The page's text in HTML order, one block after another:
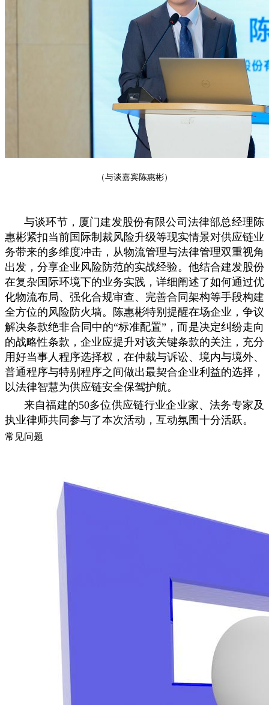
（与谈嘉宾陈惠彬）
与谈环节，厦门建发股份有限公司法律部总经理陈
惠彬紧扣当前国际制裁风险升级等现实情景对供应链业
务带来的多维度冲击，从物流管理与法律管理双重视角
出发，分享企业风险防范的实战经验。他结合建发股份
在复杂国际环境下的业务实践，详细阐述了如何通过优
化物流布局、强化合规审查、完善合同架构等手段构建
全方位的风险防火墙。陈惠彬特别提醒在场企业，争议
解决条款绝非合同中的“标准配置”，而是决定纠纷走向
的战略性条款，企业应提升对该关键条款的关注，充分
用好当事人程序选择权，在仲裁与诉讼、境内与境外、
普通程序与特别程序之间做出最契合企业利益的选择，
以法律智慧为供应链安全保驾护航。
来自福建的50多位供应链行业企业家、法务专家及
执业律师共同参与了本次活动，互动氛围十分活跃。
常见问题